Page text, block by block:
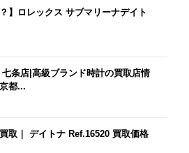
？】ロレックス サブマリーナデイト
条店|高級ブランド時計の買取店情
都...
取｜ デイトナ Ref.16520 買取価格